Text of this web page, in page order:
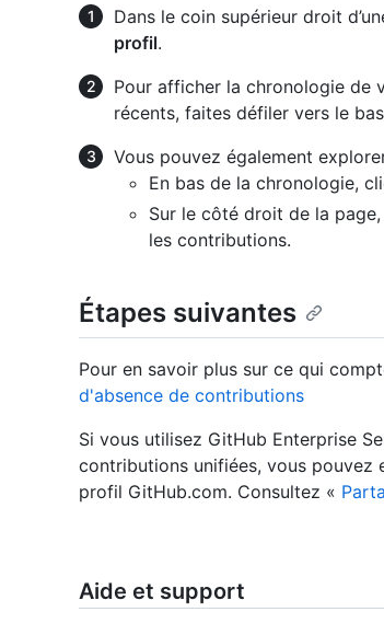
Dans le coin supérieur droit
profil.
Pour afficher la chronologie de
récents, faites défiler vers le
Vous pouvez également
En bas de la chronologie,
Sur le côté droit de la
les contributions.
Étapes suivantes
Pour en savoir plus sur ce qui
d'absence de contributions
Si vous utilisez GitHub Enterprise
contributions unifiées, vous pouvez
profil GitHub.com. Consultez «
Aide et support